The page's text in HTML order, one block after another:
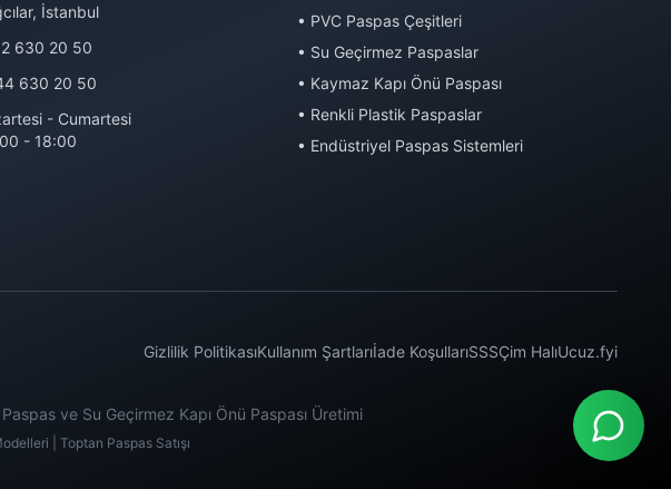
İstanbul
630 20 50
630 20 50
- Cumartesi
- 18:00
• PVC Paspas Çeşitleri
• Su Geçirmez Paspaslar
• Kaymaz Kapı Önü Paspası
• Renkli Plastik Paspaslar
• Endüstriyel Paspas Sistemleri
Gizlilik PolitikasıKullanım Şartlarıİade KoşullarıSSSÇim HalıUcuz.fyi
Paspas ve Su Geçirmez Kapı Önü Paspası Üretimi
| Toptan Paspas Satışı